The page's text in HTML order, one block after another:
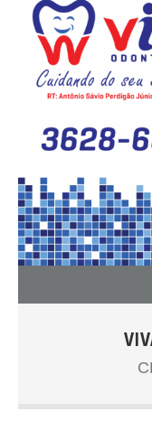
popularizou na
decalques
recentemente
de editoração
cupom de
INSTRUÇÕES
DE DESCONTO
SEU
3 –
indústria
utilizado desde
embaralhou